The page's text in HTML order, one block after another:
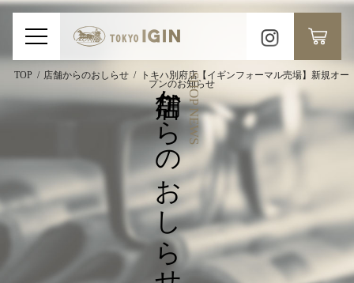
SHOP NEWS
店舗からのおしらせ
TOP 店舗からのおしらせ トキハ別府店【イギンフォーマル売場】新規オー
プンのお知らせ